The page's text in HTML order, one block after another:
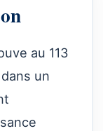
au 113
un